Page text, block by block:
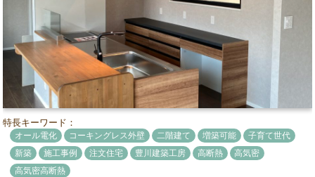
特長キーワード：
オール電化 コーキングレス外壁 二階建て 増築可能 子育て世代
新築 施工事例 注文住宅 豊川建築工房 高断熱 高気密
高気密高断熱